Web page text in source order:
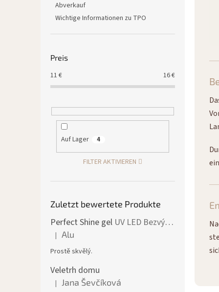
Abverkauf
Wichtige Informationen zu TPO
Preis
11 € 16€
Auf Lager 4
FILTER AKTIVIEREN
Zuletzt bewertete Produkte
Perfect Shine gel UV LED Bezvýpotkový lesk
Die Produktbewertung beträgt 5 von 5 Sternen.
| Alu
Prostě skvělý.
Veletrh domu
Die Produktbewertung beträgt 5 von 5 Sternen.
| Jana Ševčíková